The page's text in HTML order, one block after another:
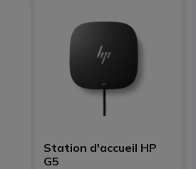
Station d'accueil HP
G5